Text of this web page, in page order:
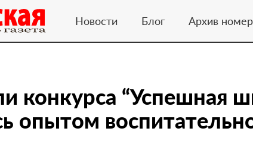
Новости Блог Архив
конкурса “Успешная
опытом